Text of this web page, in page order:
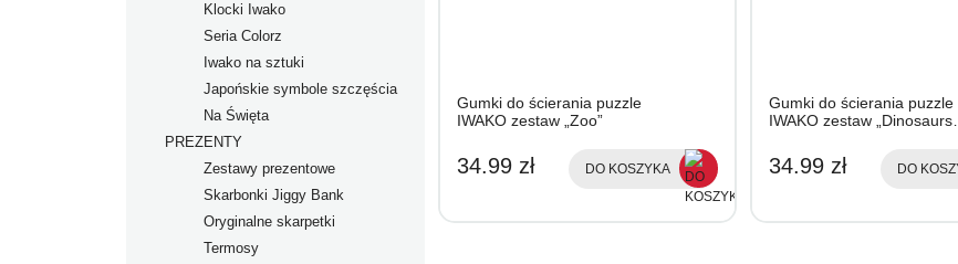
Klocki Iwako
Seria Colorz
Iwako na sztuki
Japońskie symbole szczęścia
Na Święta
PREZENTY
Zestawy prezentowe
Skarbonki Jiggy Bank
Oryginalne skarpetki
Termosy
Gumki do ścierania puzzle
IWAKO zestaw „Zoo”
34.99 zł DO KOSZYKA
Gumki do ścierania puzzle
IWAKO zestaw „Dinosaurs…
34.99 zł DO